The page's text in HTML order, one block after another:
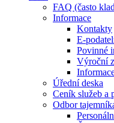
FAQ (často
Informace
Kontakty
E-
Povinné
Výroční
Úřední deska
Ceník služeb a
Odbor